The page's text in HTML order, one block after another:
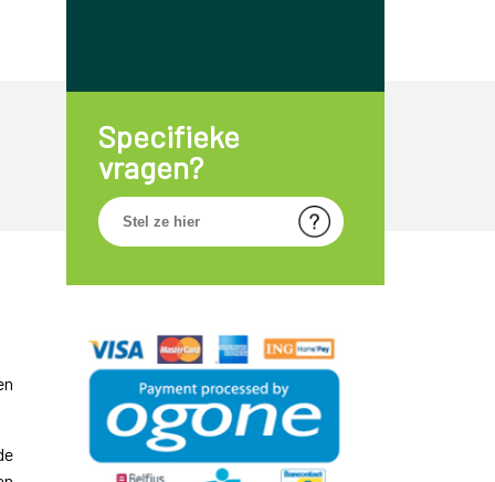
Specifieke
vragen?